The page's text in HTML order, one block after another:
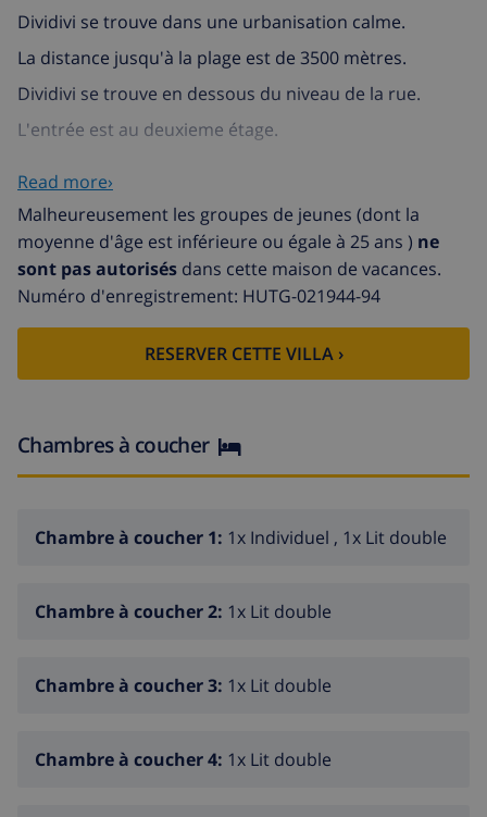
Dividivi se trouve dans une urbanisation calme.
La distance jusqu'à la plage est de 3500 mètres.
Dividivi se trouve en dessous du niveau de la rue.
L'entrée est au deuxieme étage.
indépendant avec piscine privée.
Entrée: vous trouverez la:
salle de séjour
cuisine
salle à manger
3 chambre(s) à coucher
Rez de chaussée: vous trouverez la:
cuisine
Le style de Dividivi est moderne et fonctionnel.
Read more›
Malheureusement les groupes de jeunes (dont la
moyenne d'âge est inférieure ou égale à 25 ans ) ne
sont pas autorisés dans cette maison de vacances.
Numéro d'enregistrement: HUTG-021944-94
RESERVER CETTE VILLA ›
Chambres à coucher
Chambre à coucher 1: 1x Individuel , 1x Lit double
Chambre à coucher 2: 1x Lit double
Chambre à coucher 3: 1x Lit double
Chambre à coucher 4: 1x Lit double